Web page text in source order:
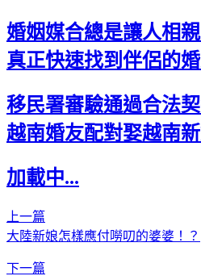
婚姻媒合總是讓人相
真正快速找到伴侶的
移民署審驗通過合法
越南婚友配對娶越南新
加載中...
上一篇
大陸新娘怎樣應付嘮叨的婆婆！？
下一篇